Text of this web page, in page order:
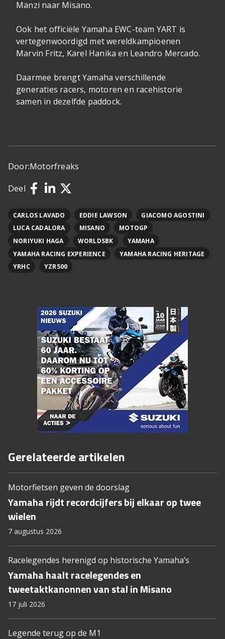
Manzi naar Misano.
Ook het officiële Yamaha EWC-team YART is
vertegenwoordigd met wereldkampioenen
Marvin Fritz, Karel Hanika en Leandro Mercado.
Daarmee brengt Yamaha verschillende
generaties racers, motoren en racehistorie
samen in dezelfde paddock.
Door:Motorfreaks
Deel
CARLOS LAVADO EDDIE LAWSON
GIACOMO AGOSTINI
LUCA CADALORA
MISANO
MOTOGP
NORIYUKI HAGA
WORLDSBK
YAMAHA
YAMAHA RACING EXPERIENCE
YAMAHA RACING HERITAGE
YRHC
YZR500
Gerelateerde artikelen
Motorfietsen geven de doorslag
Yamaha rijdt recordcijfers bij elkaar op twee
wielen
7 augustus 2026
Racelegendes herenigd op historische Yamaha’s
Yamaha haalt racelegendes en
tweetaktkanonnen van stal in Misano
17 juli 2026
Legende terug op de M1